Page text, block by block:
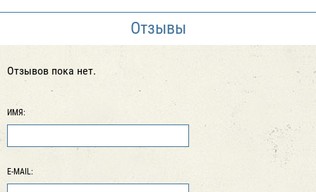
Отзывы
Отзывов пока нет.
ИМЯ:
E-MAIL: